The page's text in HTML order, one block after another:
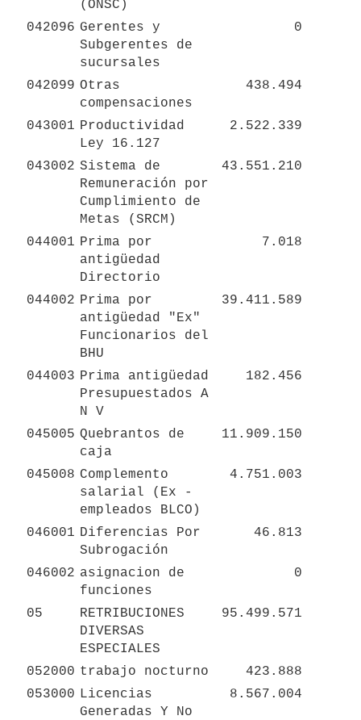
(ONSC)
042096 Gerentes y
Subgerentes de
sucursales
0
042099 Otras
compensaciones
438.494
043001 Productividad
Ley 16.127
2.522.339
043002 Sistema de
Remuneración por
Cumplimiento de
Metas (SRCM)
43.551.210
044001 Prima por
antigüedad
Directorio
7.018
044002 Prima por
antigüedad "Ex"
Funcionarios del
BHU
39.411.589
044003 Prima antigüedad
Presupuestados A
N V
182.456
045005 Quebrantos de
caja
11.909.150
045008 Complemento
salarial (Ex -
empleados BLCO)
4.751.003
046001 Diferencias Por
Subrogación
46.813
046002 asignacion de
funciones
0
05
RETRIBUCIONES
DIVERSAS
ESPECIALES
95.499.571
052000 trabajo nocturno
423.888
053000 Licencias
Generadas Y No
8.567.004